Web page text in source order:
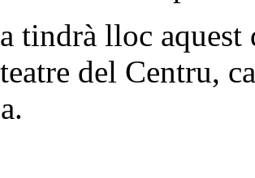
tindrà lloc
del Centru,